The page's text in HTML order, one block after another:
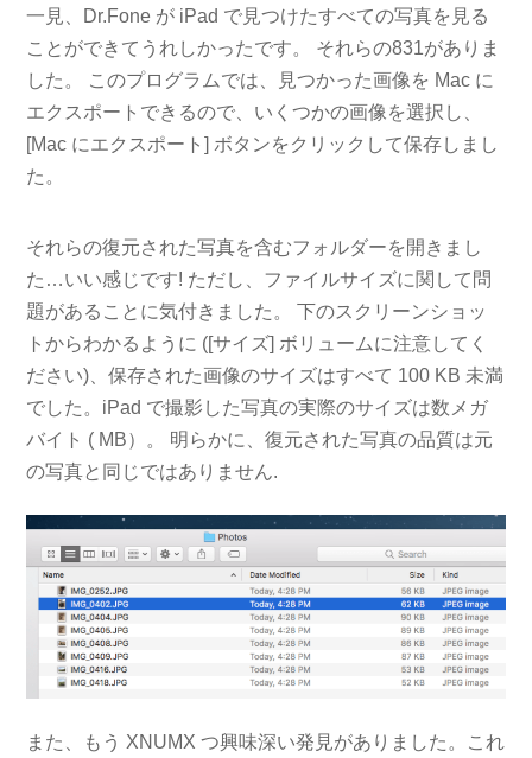
一見、Dr.Fone が iPad で見つけたすべての写真を見る
ことができてうれしかったです。 それらの831がありま
した。 このプログラムでは、見つかった画像を Mac に
エクスポートできるので、いくつかの画像を選択し、
[Mac にエクスポート] ボタンをクリックして保存しまし
た。
それらの復元された写真を含むフォルダーを開きまし
た…いい感じです! ただし、ファイルサイズに関して問
題があることに気付きました。 下のスクリーンショッ
トからわかるように ([サイズ] ボリュームに注意してく
ださい)、保存された画像のサイズはすべて 100 KB 未満
でした。iPad で撮影した写真の実際のサイズは数メガ
バイト ( MB）。 明らかに、復元された写真の品質は元
の写真と同じではありません.
また、もう XNUMX つ興味深い発見がありました。これ